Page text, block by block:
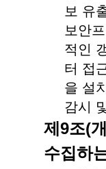
보 유
보안
적인
터 접
을 설
감시
제9조(
수집하